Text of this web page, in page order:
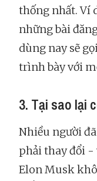
thống nhất. Ví
những bài
dùng nay sẽ
trình bày với
3. Tại sao lại
Nhiều người
phải thay đổi -
Elon Musk